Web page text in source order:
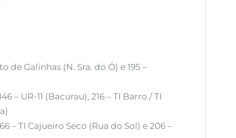
de Galinhas (N. Sra. do Ó) e 195 –
– UR-11 (Bacurau), 216 – TI Barro / TI
– TI Cajueiro Seco (Rua do Sol) e 206 –